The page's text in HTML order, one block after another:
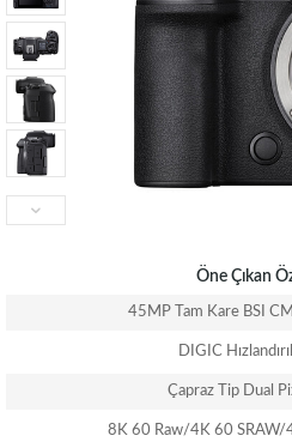
Öne Çıkan
45MP Tam Kare BSI
DIGIC
Çapraz Tip Dual
8K 60 Raw/4K 60